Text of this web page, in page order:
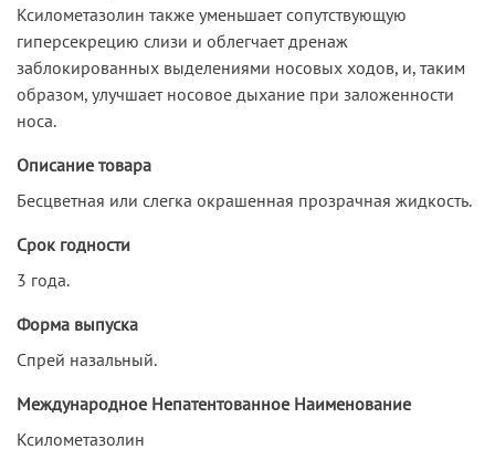
Ксилометазолин также уменьшает сопутствующую
гиперсекрецию слизи и облегчает дренаж
заблокированных выделениями носовых ходов, и, таким
образом, улучшает носовое дыхание при заложенности
носа.
Описание товара
Бесцветная или слегка окрашенная прозрачная жидкость.
Срок годности
3 года.
Форма выпуска
Спрей назальный.
Международное Непатентованное Наименование
Ксилометазолин